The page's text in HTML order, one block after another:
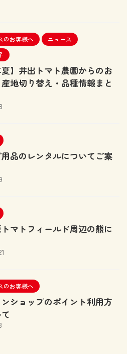
のお客様へ
ニュース
夏】井出トマト農園からのお
地切り替え・品種情報まと
品のレンタルについてご案
マトフィールド周辺の熊に
のお客様へ
ショップのポイント利用方